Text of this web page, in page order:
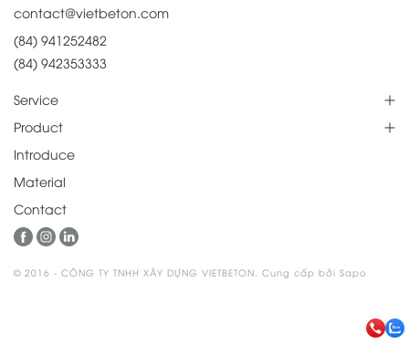
contact@vietbeton.com
(84) 941252482
(84) 942353333
Service
Product
Introduce
Material
Contact
© 2016 - CÔNG TY TNHH XÂY DỰNG VIETBETON. Cung cấp bởi Sapo